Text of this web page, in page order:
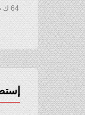
64 ك ب/ث